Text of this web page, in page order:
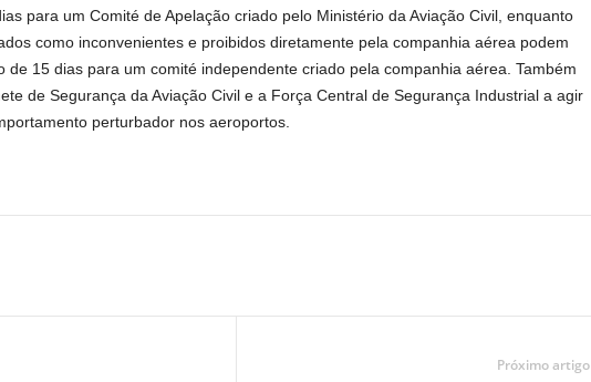
para um Comité de Apelação criado pelo Ministério da Aviação Civil, enquanto
como inconvenientes e proibidos diretamente pela companhia aérea podem
de 15 dias para um comité independente criado pela companhia aérea. Também
de Segurança da Aviação Civil e a Força Central de Segurança Industrial a agir
perturbador nos aeroportos.
Próximo artigo